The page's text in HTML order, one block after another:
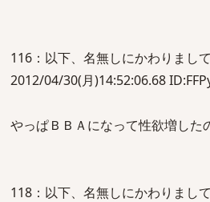
116：以下、名無しにかわりまし
2012/04/30(月)14:52:06.68
やっぱＢＢＡになって性欲増した
118：以下、名無しにかわりまし